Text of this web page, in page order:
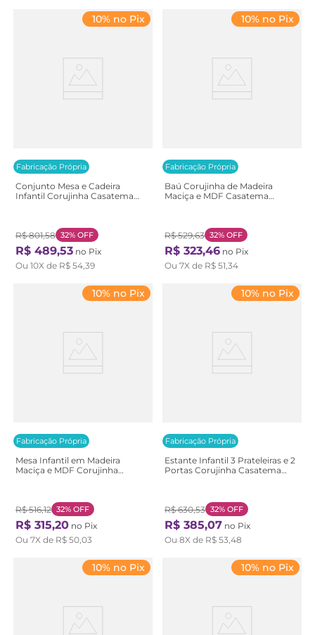
Fabricação Própria
10% no Pix
Conjunto Mesa e Cadeira
Infantil Corujinha Casatema
R$ 801,58 32% OFF
R$ 489,53 no Pix
Ou 10X de R$ 54,39
Fabricação Própria
10% no Pix
Baú Corujinha de Madeira
Maciça e MDF Casatema
R$ 529,63 32% OFF
R$ 323,46 no Pix
Ou 7X de R$ 51,34
Fabricação Própria
10% no Pix
Mesa Infantil em Madeira
Maciça e MDF Corujinha
R$ 516,12 32% OFF
R$ 315,20 no Pix
Ou 7X de R$ 50,03
Fabricação Própria
10% no Pix
Estante Infantil 3 Prateleiras e 2
Portas Corujinha Casatema
R$ 630,53 32% OFF
R$ 385,07 no Pix
Ou 8X de R$ 53,48
10% no Pix 10% no Pix